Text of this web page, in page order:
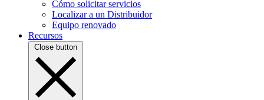
Cómo solicitar servicios
Localizar a un Distribuidor
Equipo renovado
Recursos
Close button